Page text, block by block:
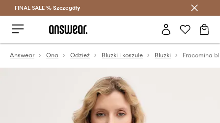
Oszczędzaj z Answear Club >
FINAL SALE % Szczegóły
Answear Ona Odzież Bluzki i koszule Bluzki Fracomina